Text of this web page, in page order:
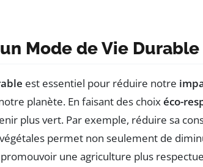
Mode de Vie Durable
est essentiel pour réduire notre
planète. En faisant des choixéco-
plus vert. Par exemple, réduire sa
permet non seulement de
une agriculture plus